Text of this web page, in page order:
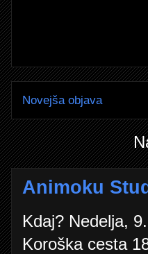
Novejša objava
Animoku
Kdaj? Nedelja,
Koroška cesta